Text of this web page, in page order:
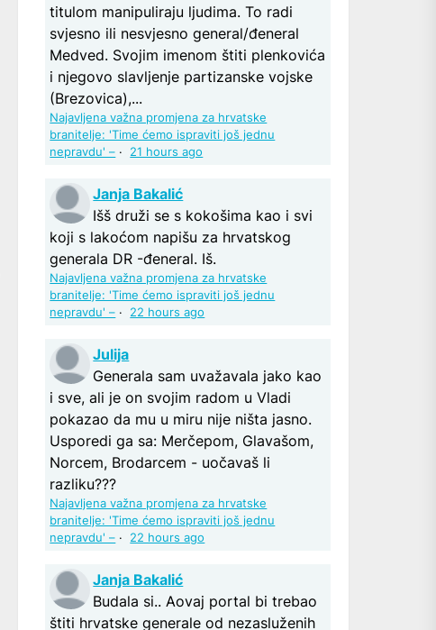
titulom manipuliraju ljudima. To radi
svjesno ili nesvjesno general/đeneral
Medved. Svojim imenom štiti plenkovića
i njegovo slavljenje partizanske vojske
(Brezovica),...
Najavljena važna promjena za hrvatske
branitelje: 'Time ćemo ispraviti još jednu
nepravdu' – · 21 hours ago
Janja Bakalić
Išš druži se s kokošima kao i svi
koji s lakoćom napišu za hrvatskog
generala DR -đeneral. Iš.
Najavljena važna promjena za hrvatske
branitelje: 'Time ćemo ispraviti još jednu
nepravdu' – · 22 hours ago
Julija
Generala sam uvažavala jako kao
i sve, ali je on svojim radom u Vladi
pokazao da mu u miru nije ništa jasno.
Usporedi ga sa: Merčepom, Glavašom,
Norcem, Brodarcem - uočavaš li
razliku???
Najavljena važna promjena za hrvatske
branitelje: 'Time ćemo ispraviti još jednu
nepravdu' – · 22 hours ago
Janja Bakalić
Budala si.. Aovaj portal bi trebao
štiti hrvatske generale od nezasluženih